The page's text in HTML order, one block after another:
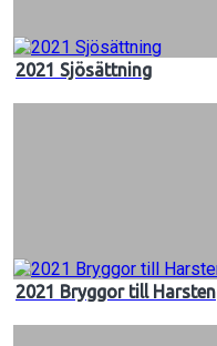
2021 Sjösättning
2021 Bryggor till Harsten